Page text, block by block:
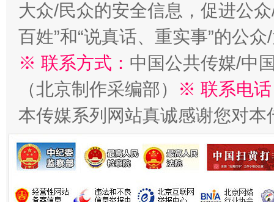
揭开“小金库”的免责幌子
大众/民众的安全信息，促进公
百姓”和“说真话、重实事”的公
※ 联系方式： 中国公共传媒/中
（北京制作采编部）
※ 联系电
本传媒系列网站真诚感谢您对